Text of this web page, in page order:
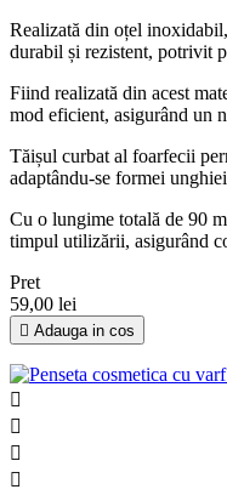
Realizată din oțel
durabil și rezistent, potrivit
Fiind realizată din acest
mod eficient, asigurând un
Tăișul curbat al foarfecii
adaptându-se formei
Cu o lungime totală de 90
timpul utilizării, asigurând
Pret
59,00 lei
 Adauga in cos



